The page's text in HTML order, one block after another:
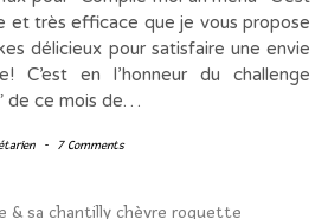
et très efficace que je vous propose
délicieux pour satisfaire une envie
C’est en l’honneur du challenge
de ce mois de…
- 7 Comments